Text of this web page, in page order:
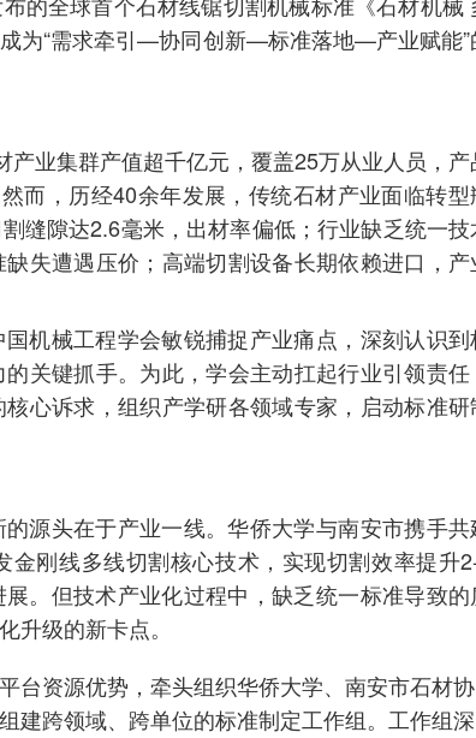
为“需求牵引—协同创新—标准落地—产业赋能”
产业集群产值超千亿元，覆盖25万从业人员，产
而，历经40余年发展，传统石材产业面临转型
缝隙达2.6毫米，出材率偏低；行业缺乏统一技
失遭遇压价；高端切割设备长期依赖进口，产
机械工程学会敏锐捕捉产业痛点，深刻认识到
关键抓手。为此，学会主动扛起行业引领责任
心诉求，组织产学研各领域专家，启动标准研
源头在于产业一线。华侨大学与南安市携手共
刚线多线切割核心技术，实现切割效率提升
。但技术产业化过程中，缺乏统一标准导致的
升级的新卡点。
台资源优势，牵头组织华侨大学、南安市石材协
建跨领域、跨单位的标准制定工作组。工作组深